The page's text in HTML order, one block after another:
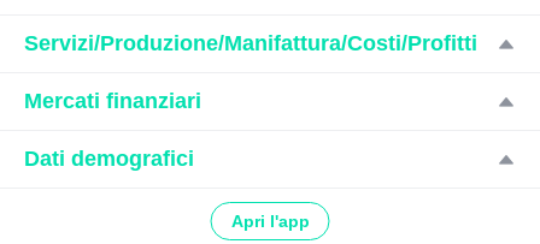
Servizi/Produzione/Manifattura/Costi/Profitti
Mercati finanziari
Dati demografici
Apri l'app